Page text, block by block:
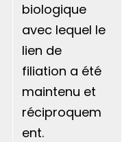
biologique
avec lequel le
lien de
filiation a été
maintenu et
réciproquem
ent.